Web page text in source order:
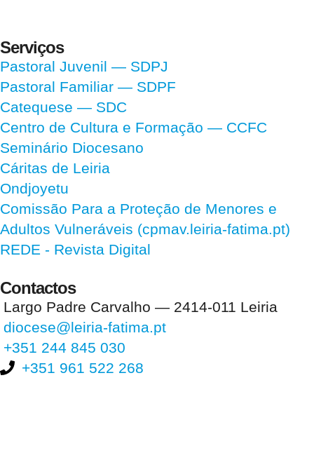
Serviços
Pastoral Juvenil — SDPJ
Pastoral Familiar — SDPF
Catequese — SDC
Centro de Cultura e Formação — CCFC
Seminário Diocesano
Cáritas de Leiria
Ondjoyetu
Comissão Para a Proteção de Menores e
Adultos Vulneráveis (cpmav.leiria-fatima.pt)
REDE - Revista Digital
Contactos
Largo Padre Carvalho — 2414-011 Leiria
diocese@leiria-fatima.pt
+351 244 845 030
+351 961 522 268